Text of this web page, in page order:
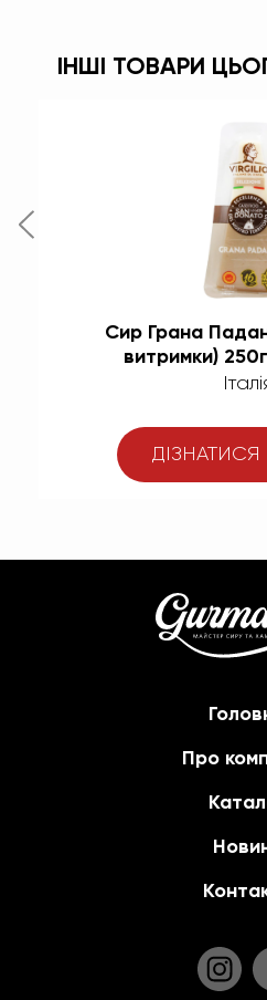
ІНШІ ТОВАРИ
Сир Грана
витримки)
Про